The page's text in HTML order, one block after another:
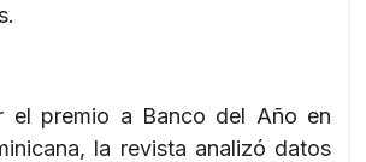
el premio a Banco del Año en
la revista analizó datos